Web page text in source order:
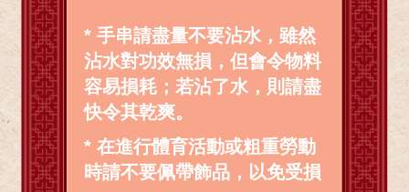
* 手串請盡量不要沾水，雖然
沾水對功效無損，但會令物料
容易損耗；若沾了水，則請盡
快令其乾爽。
* 在進行體育活動或粗重勞動
時請不要佩帶飾品，以免受損